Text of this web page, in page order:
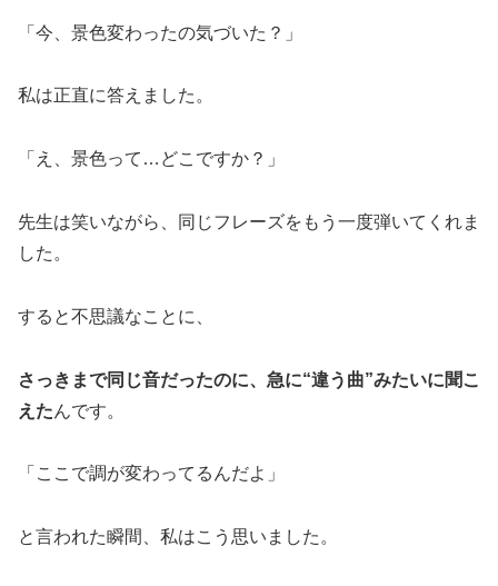
「今、景色変わったの気づいた？」
私は正直に答えました。
「え、景色って…どこですか？」
先生は笑いながら、同じフレーズをもう一度弾いてくれま
した。
すると不思議なことに、
さっきまで同じ音だったのに、急に“違う曲”みたいに聞こ
えたんです。
「ここで調が変わってるんだよ」
と言われた瞬間、私はこう思いました。